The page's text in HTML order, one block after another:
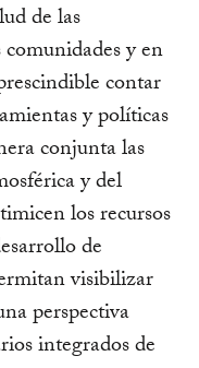
de las
y en
contar
y políticas
conjunta las
y del
los recursos
de
visibilizar
perspectiva
integrados de